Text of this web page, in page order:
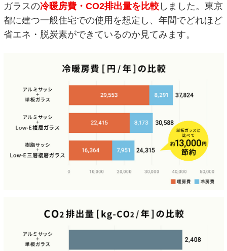
ガラスの冷暖房費・CO2排出量を比較しました。東京
都に建つ一般住宅での使用を想定し、年間でどれほど
省エネ・脱炭素ができているのか見てみます。